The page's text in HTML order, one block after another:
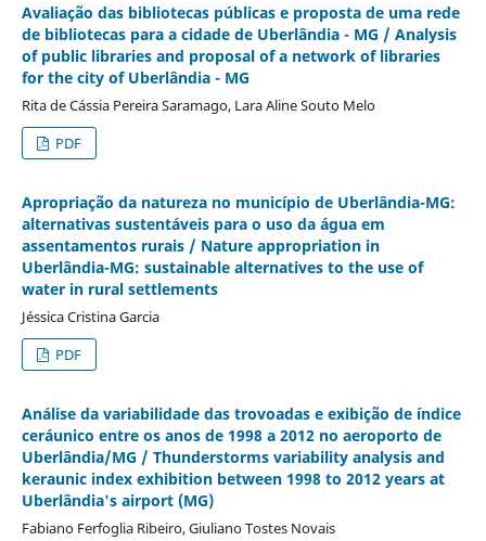
Avaliação das bibliotecas públicas e proposta de uma rede
de bibliotecas para a cidade de Uberlândia - MG / Analysis
of public libraries and proposal of a network of libraries
for the city of Uberlândia - MG
Rita de Cássia Pereira Saramago, Lara Aline Souto Melo
PDF
Apropriação da natureza no município de Uberlândia-MG:
alternativas sustentáveis para o uso da água em
assentamentos rurais / Nature appropriation in
Uberlândia-MG: sustainable alternatives to the use of
water in rural settlements
Jéssica Cristina Garcia
PDF
Análise da variabilidade das trovoadas e exibição de índice
ceráunico entre os anos de 1998 a 2012 no aeroporto de
Uberlândia/MG / Thunderstorms variability analysis and
keraunic index exhibition between 1998 to 2012 years at
Uberlândia's airport (MG)
Fabiano Ferfoglia Ribeiro, Giuliano Tostes Novais